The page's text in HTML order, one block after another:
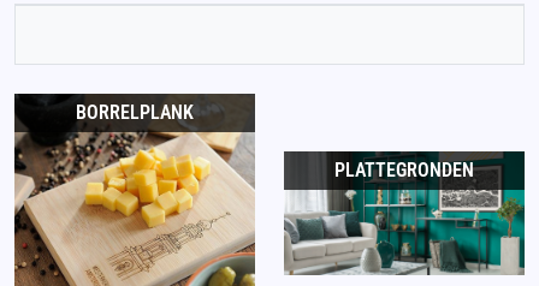
BORRELPLANK
PLATTEGRONDEN